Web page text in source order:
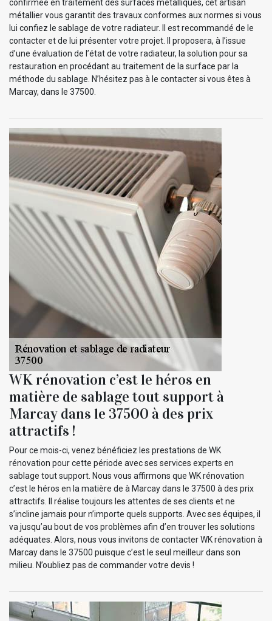
confirmée en traitement des surfaces métalliques, cet artisan
métallier vous garantit des travaux conformes aux normes si vous
lui confiez le sablage de votre radiateur. Il est recommandé de le
contacter et de lui présenter votre projet. Il proposera, à l’issue
d’une évaluation de l’état de votre radiateur, la solution pour sa
restauration en procédant au traitement de la surface par la
méthode du sablage. N’hésitez pas à le contacter si vous êtes à
Marcay, dans le 37500.
WK rénovation c’est le héros en
matière de sablage tout support à
Marcay dans le 37500 à des prix
attractifs !
Pour ce mois-ci, venez bénéficiez les prestations de WK
rénovation pour cette période avec ses services experts en
sablage tout support. Nous vous affirmons que WK rénovation
c’est le héros en la matière de à Marcay dans le 37500 à des prix
attractifs. Il réalise toujours les attentes de ses clients et ne
s’incline jamais pour n’importe quels supports. Avec ses équipes, il
va jusqu’au bout de vos problèmes afin d’en trouver les solutions
adéquates. Alors, nous vous invitons de contacter WK rénovation à
Marcay dans le 37500 puisque c’est le seul meilleur dans son
milieu. N’oubliez pas de commander votre devis !